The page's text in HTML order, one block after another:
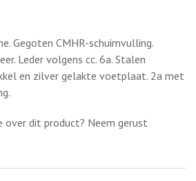
Gegoten CMHR-schuimvulling.
Leder volgens cc. 6a. Stalen
en zilver gelakte voetplaat. 2a met
dit product? Neem gerust